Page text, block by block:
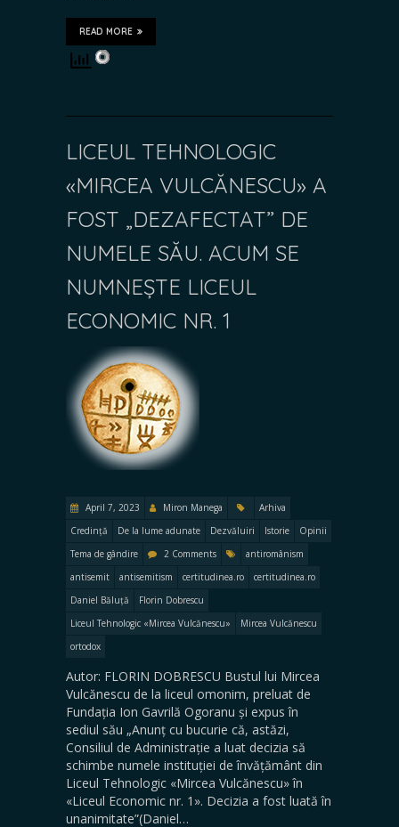
READ MORE
LICEUL TEHNOLOGIC
«MIRCEA VULCĂNESCU» A
FOST „DEZAFECTAT” DE
NUMELE SĂU. ACUM SE
NUMNEȘTE LICEUL
ECONOMIC NR. 1
April 7, 2023 Miron Manega
Arhiva
Credință
De la lume adunate Dezvăluiri Istorie
Opinii
Tema de gândire
2 Comments
antiromânism
antisemit
antisemitism certitudinea.ro
certitudinea.ro
Daniel Băluță
Florin Dobrescu
Liceul Tehnologic «Mircea Vulcănescu»
Mircea Vulcănescu
ortodox
Autor: FLORIN DOBRESCU Bustul lui Mircea
Vulcănescu de la liceul omonim, preluat de
Fundația Ion Gavrilă Ogoranu și expus în
sediul său „Anunț cu bucurie că, astăzi,
Consiliul de Administrație a luat decizia să
schimbe numele instituției de învățământ din
Liceul Tehnologic «Mircea Vulcănescu» în
«Liceul Economic nr. 1». Decizia a fost luată în
unanimitate”(Daniel…